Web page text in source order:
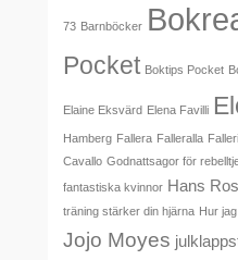
73 Barnböcker
Pocket Boktips Pocket
Elaine Eksvärd Elena Favilli
Hamberg Fallera Falleralla Falleri
Cavallo Godnattsagor för
fantastiska kvinnor Hans
träning stärker din hjärna Hur
Jojo Moyes